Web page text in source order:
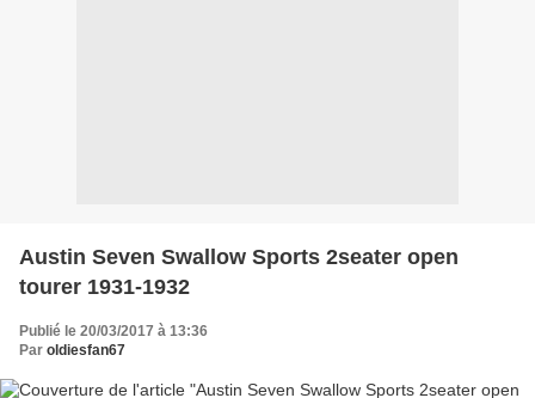
Austin Seven Swallow Sports 2seater open
tourer 1931-1932
Publié le 20/03/2017 à 13:36
Par oldiesfan67